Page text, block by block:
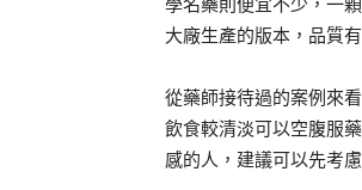
大廠生產的版本，品質
從藥師接待過的案例來
飲食較清淡可以空腹服
感的人，建議可以先考